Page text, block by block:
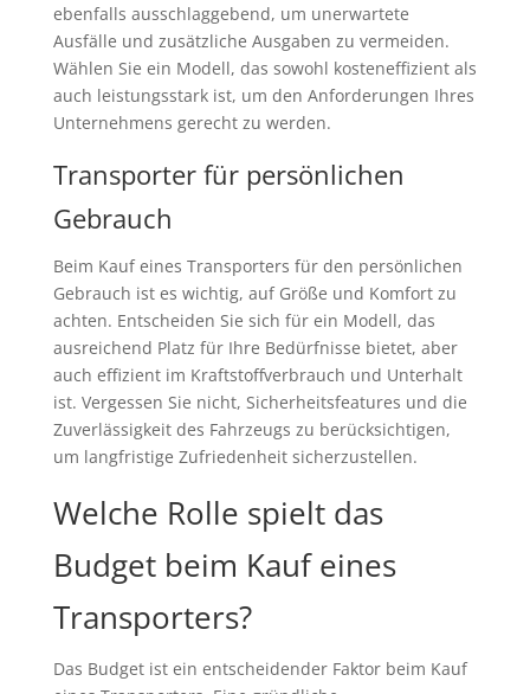
ebenfalls ausschlaggebend, um unerwartete
Ausfälle und zusätzliche Ausgaben zu vermeiden.
Wählen Sie ein Modell, das sowohl kosteneffizient als
auch leistungsstark ist, um den Anforderungen Ihres
Unternehmens gerecht zu werden.
Transporter für persönlichen
Gebrauch
Beim Kauf eines Transporters für den persönlichen
Gebrauch ist es wichtig, auf Größe und Komfort zu
achten. Entscheiden Sie sich für ein Modell, das
ausreichend Platz für Ihre Bedürfnisse bietet, aber
auch effizient im Kraftstoffverbrauch und Unterhalt
ist. Vergessen Sie nicht, Sicherheitsfeatures und die
Zuverlässigkeit des Fahrzeugs zu berücksichtigen,
um langfristige Zufriedenheit sicherzustellen.
Welche Rolle spielt das
Budget beim Kauf eines
Transporters?
Das Budget ist ein entscheidender Faktor beim Kauf